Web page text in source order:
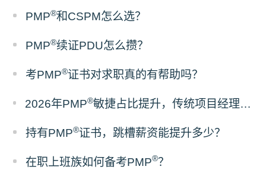
PMP®和CSPM怎么选？
PMP®续证PDU怎么攒？
考PMP®证书对求职真的有帮助吗？
2026年PMP®敏捷占比提升，传统项目经理该如何备考？
持有PMP®证书，跳槽薪资能提升多少？
在职上班族如何备考PMP®？